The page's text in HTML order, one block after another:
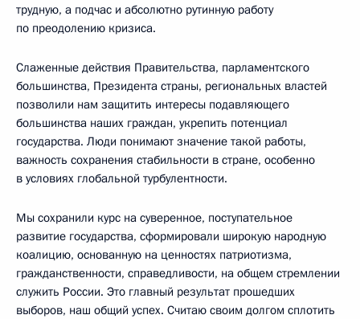
трудную, а подчас и абсолютно рутинную работу
по преодолению кризиса.
Слаженные действия Правительства, парламентского
большинства, Президента страны, региональных властей
позволили нам защитить интересы подавляющего
большинства наших граждан, укрепить потенциал
государства. Люди понимают значение такой работы,
важность сохранения стабильности в стране, особенно
в условиях глобальной турбулентности.
Мы сохранили курс на суверенное, поступательное
развитие государства, сформировали широкую народную
коалицию, основанную на ценностях патриотизма,
гражданственности, справедливости, на общем стремлении
служить России. Это главный результат прошедших
выборов, наш общий успех. Считаю своим долгом сплотить